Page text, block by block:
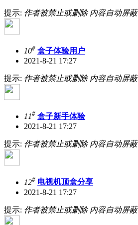
提示: 作者被禁止或删除 内容自动屏蔽
10# 盒子体验用户
2021-8-21 17:27
提示: 作者被禁止或删除 内容自动屏蔽
11# 盒子新手体验
2021-8-21 17:27
提示: 作者被禁止或删除 内容自动屏蔽
12# 电视机顶盒分享
2021-8-21 17:27
提示: 作者被禁止或删除 内容自动屏蔽